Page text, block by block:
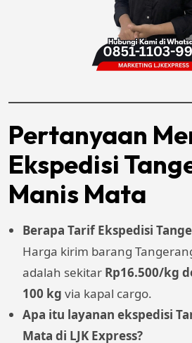
Pertanyaan
Ekspedisi
Manis Mata
Berapa Tarif Ekspedisi
Harga kirim barang
adalah sekitar Rp16.500/kg
100 kg via kapal cargo.
Apa itu layanan ekspedisi
Mata di LJK Express?